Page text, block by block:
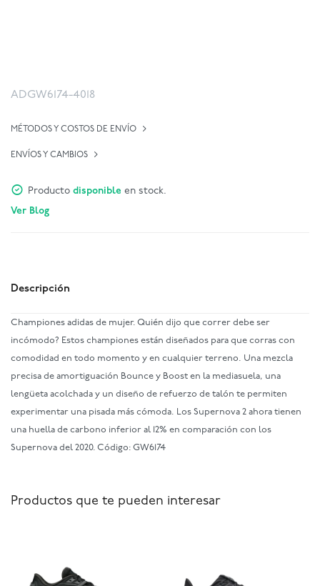
ADGW6174-4018
MÉTODOS Y COSTOS DE ENVÍO
ENVÍOS Y CAMBIOS
Producto disponible en stock.
Ver Blog
Descripción
Championes adidas de mujer. Quién dijo que correr debe ser
incómodo? Estos championes están diseñados para que corras con
comodidad en todo momento y en cualquier terreno. Una mezcla
precisa de amortiguación Bounce y Boost en la mediasuela, una
lengüeta acolchada y un diseño de refuerzo de talón te permiten
experimentar una pisada más cómoda. Los Supernova 2 ahora tienen
una huella de carbono inferior al 12% en comparación con los
Supernova del 2020. Código: GW6174
Productos que te pueden interesar